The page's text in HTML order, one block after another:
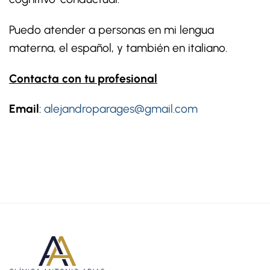
Puedo atender a personas en mi lengua
materna, el español, y también en italiano.
Contacta con tu profesional
Email: alejandroparages@gmail.com